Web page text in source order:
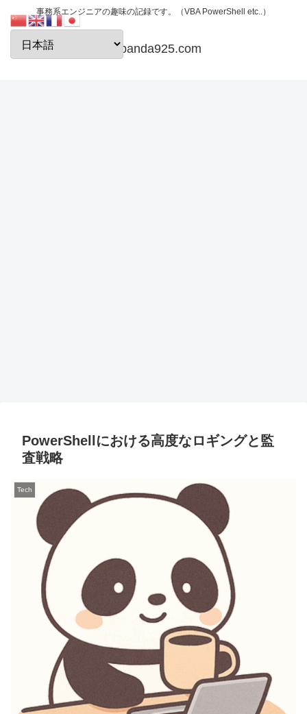
事務系エンジニアの趣味の記録です。（VBA PowerShell etc..）
papanda925.com
PowerShellにおける高度なロギングと監
査戦略
Tech